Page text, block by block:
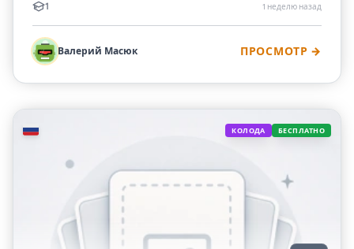
1 1 неделю назад
Валерий Масюк ПРОСМОТР →
🇷🇺 КОЛОДА БЕСПЛАТНО